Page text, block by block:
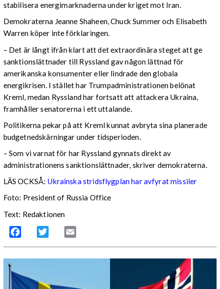
stabilisera energimarknaderna under kriget mot Iran.
Demokraterna Jeanne Shaheen, Chuck Summer och Elisabeth
Warren köper inte förklaringen.
– Det är långt ifrån klart att det extraordinära steget att ge
sanktionslättnader till Ryssland gav någon lättnad för
amerikanska konsumenter eller lindrade den globala
energikrisen. I stället har Trumpadministrationen belönat
Kreml, medan Ryssland har fortsatt att attackera Ukraina,
framhåller senatorerna i ett uttalande.
Politikerna pekar på att Kreml kunnat avbryta sina planerade
budgetnedskärningar under tidsperioden.
– Som vi varnat för har Ryssland gynnats direkt av
administrationens sanktionslättnader, skriver demokraterna.
LÄS OCKSÅ: Ukrainska stridsflygplan har avfyrat missiler
Foto: President of Russia Office
Text: Redaktionen
Facebook Twitter